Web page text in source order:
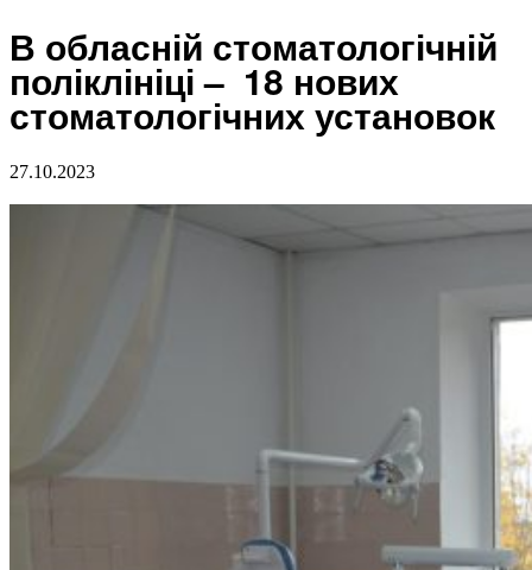
В обласній стоматологічній
поліклініці – 18 нових
стоматологічних установок
27.10.2023